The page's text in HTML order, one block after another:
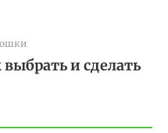
и сделать